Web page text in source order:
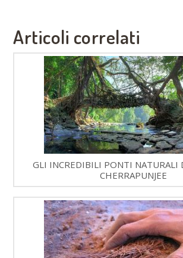
Articoli correlati
GLI INCREDIBILI PONTI NATURALI
CHERRAPUNJEE